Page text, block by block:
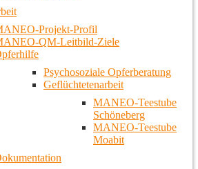
Projekt-Profil
QM-Leitbild-Ziele
Psychosoziale Opferberatung
Geflüchtetenarbeit
MANEO-Teestube
Schöneberg
MANEO-Teestube
Moabit